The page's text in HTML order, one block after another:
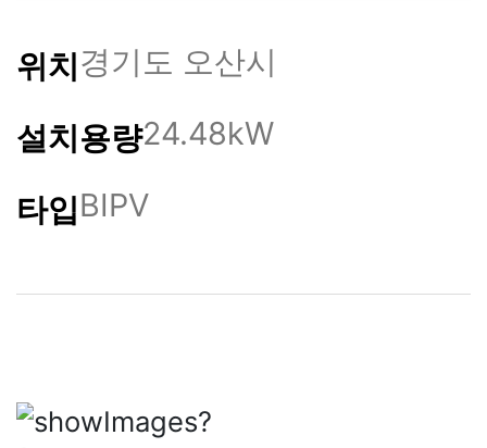
위치경기도 오산시
설치용량24.48kW
타입BIPV